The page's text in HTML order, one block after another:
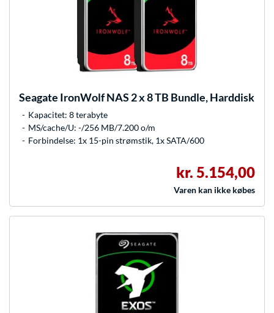
Seagate IronWolf NAS 2 x 8 TB Bundle, Harddisk
Kapacitet: 8 terabyte
MS/cache/U: -/256 MB/7.200 o/m
Forbindelse: 1x 15-pin strømstik, 1x SATA/600
kr. 5.154,00
Varen kan ikke købes